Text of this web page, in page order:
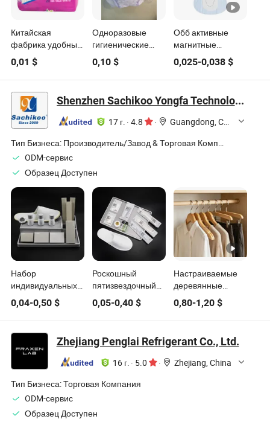
Китайская
фабрика удобные
женские
прокладки для
менструации
санитарные
изделия
0,01 $
Одноразовые
гигиенические
прокладки
высокого
поглощения по
цене, OEM ODM,
товары для
взрослых
0,10$
Обб активные
магнитные
анионные
гигиенические
прокладки,
эффективные
запатентованные
технологии
продукты
0,025-0,038$
Shenzhen Sachikoo Yongfa Technology Co., Ltd.
17 г. · 4.8 ·
Guangdong, China
Тип Бизнеса:
Производитель/Завод & Торговая Компания
ODM-сервис
Образец Доступен
Набор
индивидуальных
гостиничных
принадлежностей,
одноразовые
туалетные
принадлежности,
экологически
чистые оптовые
товары, одежда
для путешествий в
санитарные
0,04-0,50 $
Роскошный
пятизвездочный
отель
одноразовый
портативный
шампунь
кондиционер
зубная щетка
гостиничные
0,05-0,40$
Настраиваемые
деревянные
вешалки
многоцветные с
антискользящей
бутика
0,80-1,20$
Zhejiang Penglai Refrigerant Co., Ltd.
16 г. · 5.0 ·
Zhejiang, China
Тип Бизнеса:Торговая Компания
ODM-сервис
Образец Доступен